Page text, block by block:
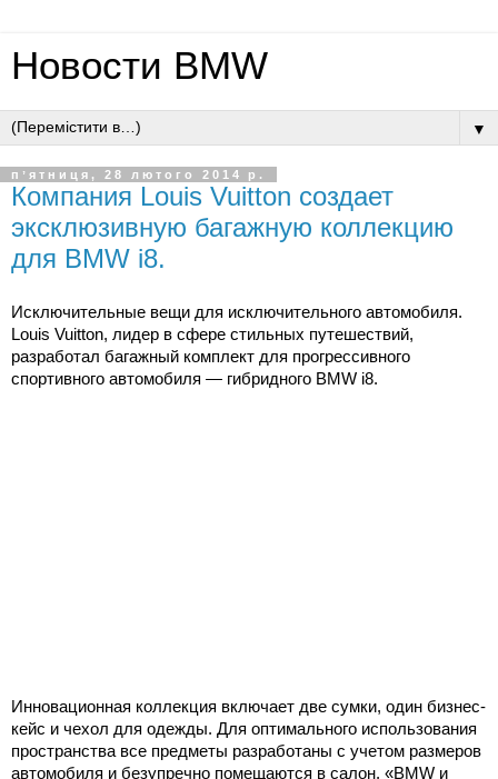
Новости BMW
▼
пʼятниця, 28 лютого 2014 р.
Компания Louis Vuitton создает
эксклюзивную багажную коллекцию
для BMW i8.
Исключительные вещи для исключительного автомобиля.
Louis Vuitton, лидер в сфере стильных путешествий,
разработал багажный комплект для прогрессивного
спортивного автомобиля — гибридного BMW i8.
Инновационная коллекция включает две сумки, один бизнес-
кейс и чехол для одежды. Для оптимального использования
пространства все предметы разработаны с учетом размеров
автомобиля и безупречно помещаются в салон. «BMW и